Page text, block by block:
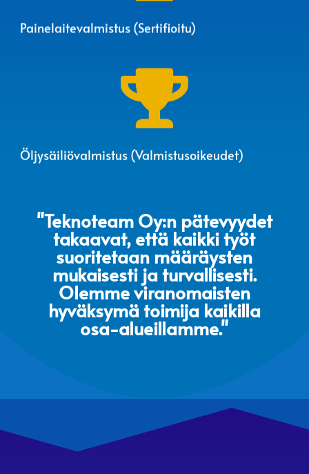
Painelaitevalmistus (Sertifioitu)

Öljysäiliövalmistus (Valmistusoikeudet)
"Teknoteam Oy:n pätevyydet
takaavat, että kaikki työt
suoritetaan määräysten
mukaisesti ja turvallisesti.
Olemme viranomaisten
hyväksymä toimija kaikilla
osa-alueillamme."